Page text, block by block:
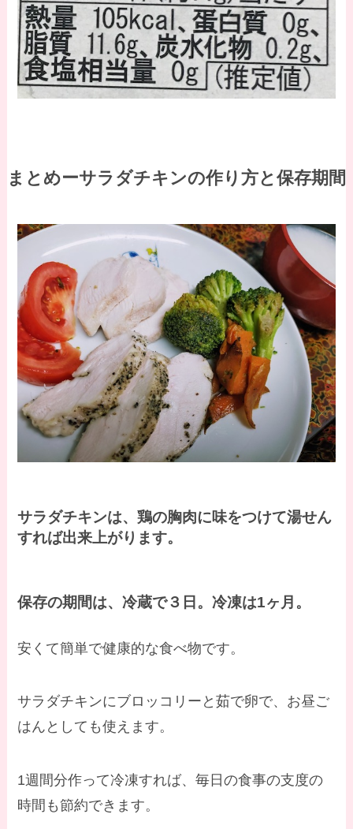
まとめーサラダチキンの作り方と保存期間
サラダチキンは、鶏の胸肉に味をつけて湯せん
すれば出来上がります。
保存の期間は、冷蔵で３日。冷凍は1ヶ月。
安くて簡単で健康的な食べ物です。
サラダチキンにブロッコリーと茹で卵で、お昼ご
はんとしても使えます。
1週間分作って冷凍すれば、毎日の食事の支度の
時間も節約できます。